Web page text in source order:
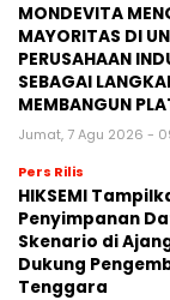
MONDEVITA
MAYORITAS DI
PERUSAHAAN
SEBAGAI
MEMBANGUN
Jumat, 7 Agu 2026 -
Pers Rilis
HIKSEMI
Penyimpanan
Skenario di
Dukung
Tenggara